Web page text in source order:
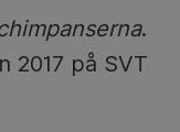
.
2017 på SVT